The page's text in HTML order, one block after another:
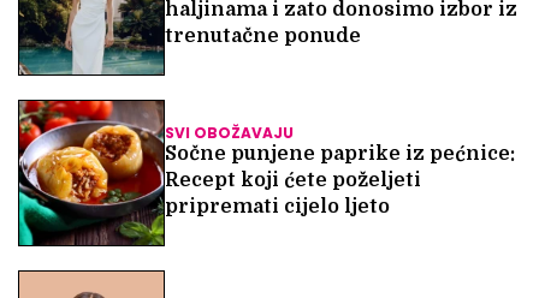
haljinama i zato donosimo izbor iz
trenutačne ponude
SVI OBOŽAVAJU
Sočne punjene paprike iz pećnice:
Recept koji ćete poželjeti
pripremati cijelo ljeto